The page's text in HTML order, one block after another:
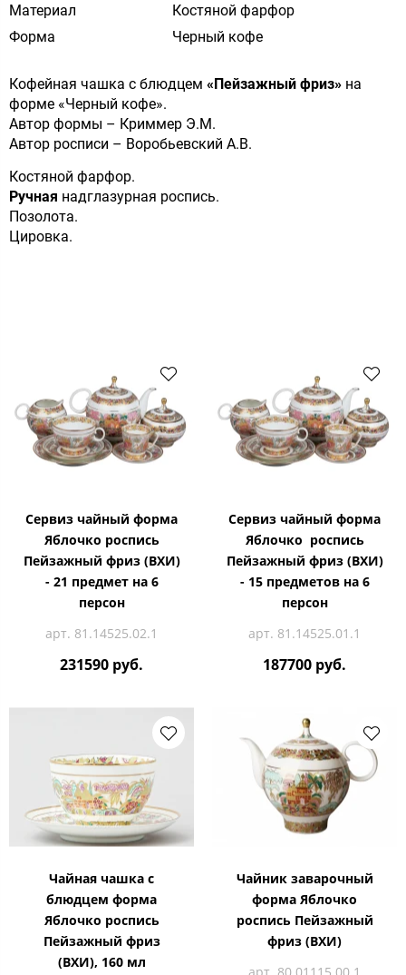
Материал
Костяной фарфор
Форма
Черный кофе
Кофейная чашка с блюдцем «Пейзажный фриз» на
форме «Черный кофе».
Автор формы – Криммер Э.М.
Автор росписи – Воробьевский А.В.
Костяной фарфор.
Ручная надглазурная роспись.
Позолота.
Цировка.
Сервиз чайный форма
Яблочко роспись
Пейзажный фриз (ВХИ)
- 21 предмет на 6
персон
арт. 81.14525.02.1
231590 руб.
Сервиз чайный форма
Яблочко роспись
Пейзажный фриз (ВХИ)
- 15 предметов на 6
персон
арт. 81.14525.01.1
187700 руб.
Чайная чашка с
блюдцем форма
Яблочко роспись
Пейзажный фриз
(ВХИ), 160 мл
Чайник заварочный
форма Яблочко
роспись Пейзажный
фриз (ВХИ)